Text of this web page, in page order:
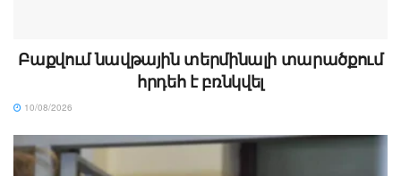
Բաքվում նավթային տերմինալի տարածքում
հրդեհ է բռնկվել
10/08/2026